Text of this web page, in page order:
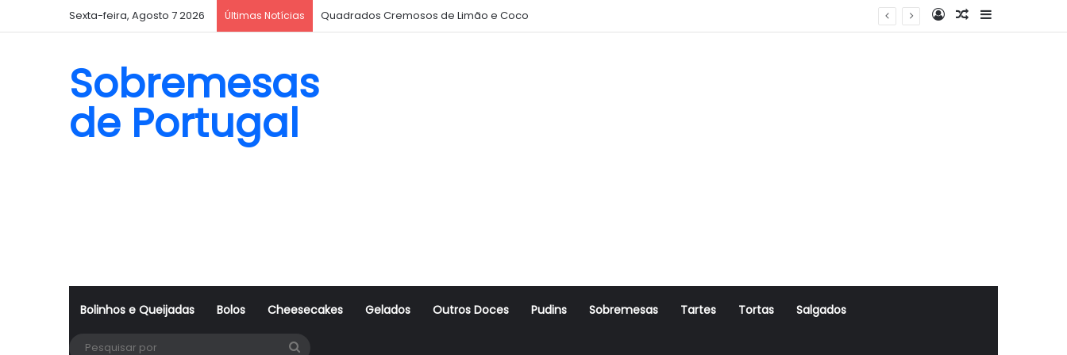
Sexta-feira, Agosto 7 2026 Últimas Notícias Quadrados Cremosos de Limão e Coco Log InArtigo Aleatório
Sidebar
Sobremesas
de Portugal
Bolinhos e Queijadas Bolos Cheesecakes Gelados Outros Doces Pudins Sobremesas Tartes Tortas Salgados